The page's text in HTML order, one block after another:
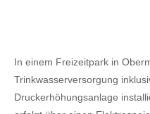
In einem Freizeitpark in
Trinkwasserversorgung
Druckerhöhungsanlage